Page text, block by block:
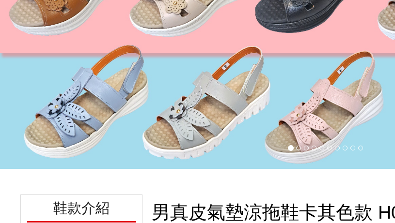
鞋款介紹 男真皮氣墊涼拖鞋卡其色款